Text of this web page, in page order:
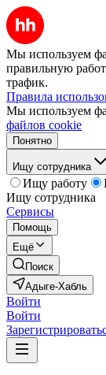
Мы используем
правильную
трафик.
Правила
Мы используем
файлов cookie
Понятно
Ищу сотрудника
Ищу работу
Ищу сотрудника
Сервисы
Помощь
Ещё
Поиск
Адыге-Хабль
Войти
Войти